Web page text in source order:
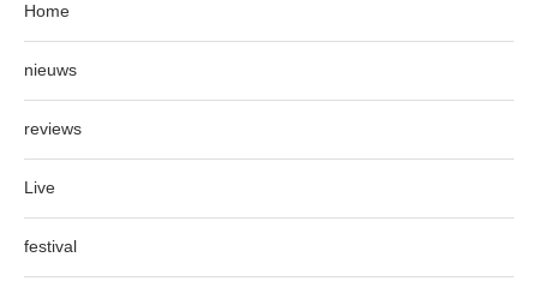
Home
nieuws
reviews
Live
festival